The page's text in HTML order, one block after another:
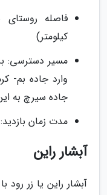
کیلومتر)
مسیر دسترسی:
وارد جاده بم-
جاده سیرچ به
مدت زمان بازدید: از 2 ساعت تا
آبشار راین